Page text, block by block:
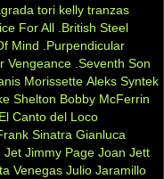
tori kelly tranzas
For All .British Steel
Mind
.Purpendicular
Vengeance .Seventh Son
Morissette Aleks Syntek
Shelton Bobby McFerrin
El Canto del Loco
Sinatra Gianluca
Jet Jimmy Page Joan Jett
Venegas Julio Jaramillo